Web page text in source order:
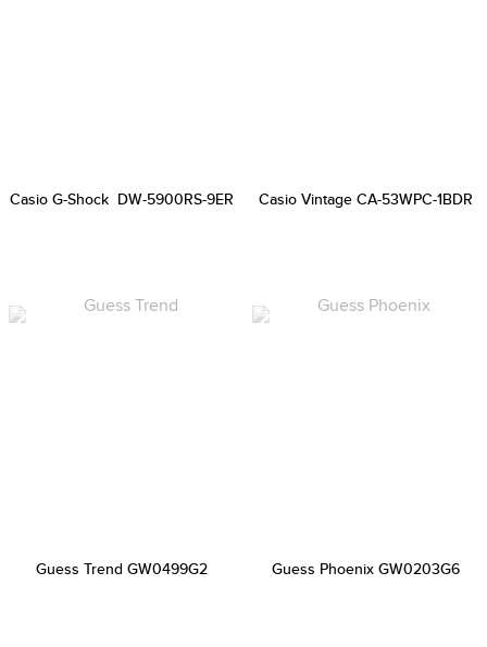
Casio G-Shock DW-5900RS-9ER Casio Vintage CA-53WPC-1BDR
Guess Trend GW0499G2 Guess Phoenix GW0203G6